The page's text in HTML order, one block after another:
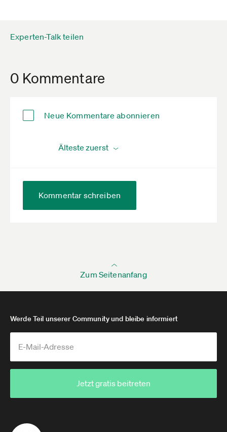
Experten-Talk teilen
0 Kommentare
Neue Kommentare abonnieren
Kommentar schreiben
Zum Seitenanfang
Werde Teil unserer Community und bleibe informiert
Jetzt gratis beitreten